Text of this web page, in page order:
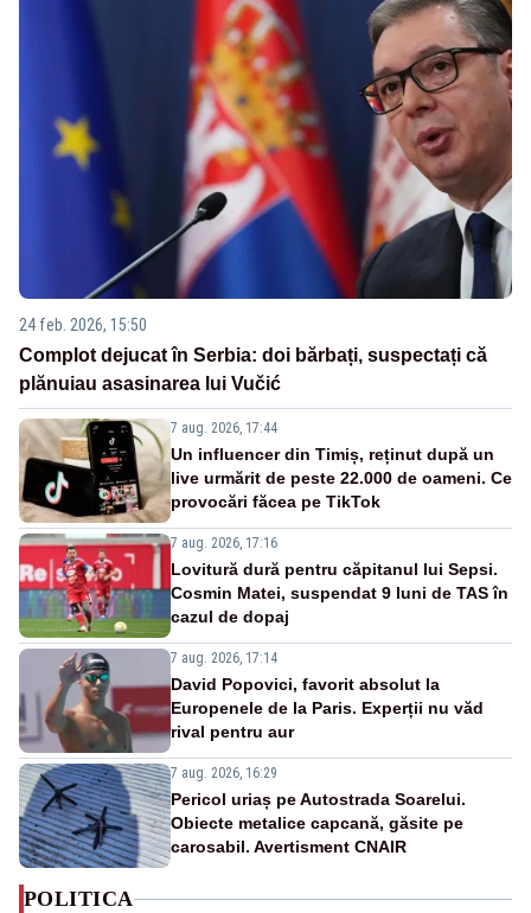
24 feb. 2026, 15:50
Complot dejucat în Serbia: doi bărbați, suspectați că
plănuiau asasinarea lui Vučić
7 aug. 2026, 17:44
Un influencer din Timiș, reținut după un
live urmărit de peste 22.000 de oameni. Ce
provocări făcea pe TikTok
7 aug. 2026, 17:16
Lovitură dură pentru căpitanul lui Sepsi.
Cosmin Matei, suspendat 9 luni de TAS în
cazul de dopaj
7 aug. 2026, 17:14
David Popovici, favorit absolut la
Europenele de la Paris. Experții nu văd
rival pentru aur
7 aug. 2026, 16:29
Pericol uriaș pe Autostrada Soarelui.
Obiecte metalice capcană, găsite pe
carosabil. Avertisment CNAIR
POLITICA